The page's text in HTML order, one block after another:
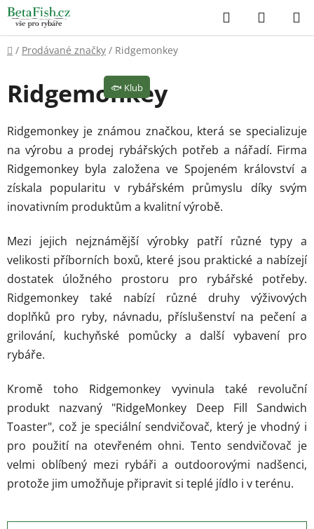
Přejít
na
obsah
Hledat
KOŠÍK
Domů
/ Prodávané značky / Ridgemonkey
Ridgemonkey
Ridgemonkey je známou značkou, která se specializuje
na výrobu a prodej rybářských potřeb a nářadí. Firma
Ridgemonkey byla založena ve Spojeném království a
získala popularitu v rybářském průmyslu díky svým
inovativním produktům a kvalitní výrobě.
Mezi jejich nejznámější výrobky patří různé typy a
velikosti příborních boxů, které jsou praktické a nabízejí
dostatek úložného prostoru pro rybářské potřeby.
Ridgemonkey také nabízí různé druhy výživových
doplňků pro ryby, návnadu, příslušenství na pečení a
grilování, kuchyňské pomůcky a další vybavení pro
rybáře.
Kromě toho Ridgemonkey vyvinula také revoluční
produkt nazvaný "RidgeMonkey Deep Fill Sandwich
Toaster", což je speciální sendvičovač, který je vhodný i
pro použití na otevřeném ohni. Tento sendvičovač je
velmi oblíbený mezi rybáři a outdoorovými nadšenci,
protože jim umožňuje připravit si teplé jídlo i v terénu.
🐟 Klub